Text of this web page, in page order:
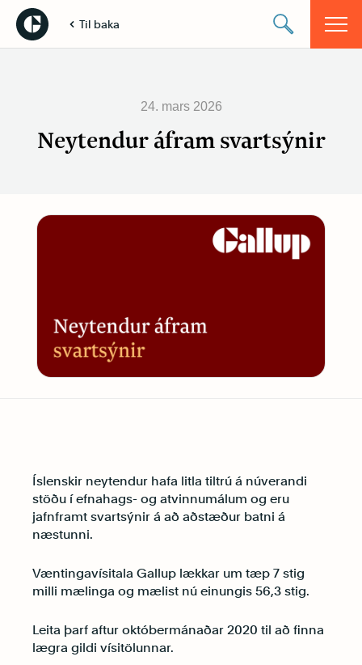
Til baka
24. mars 2026
Neytendur áfram svartsýnir
Íslenskir neytendur hafa litla tiltrú á núverandi
stöðu í efnahags- og atvinnumálum og eru
jafnframt svartsýnir á að aðstæður batni á
næstunni.
Væntingavísitala Gallup lækkar um tæp 7 stig
milli mælinga og mælist nú einungis 56,3 stig.
Leita þarf aftur októbermánaðar 2020 til að finna
lægra gildi vísitölunnar.